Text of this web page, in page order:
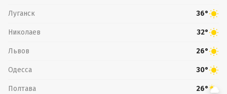
Луганск 36°
Николаев 32°
Львов 26°
Одесса 30°
Полтава 26°